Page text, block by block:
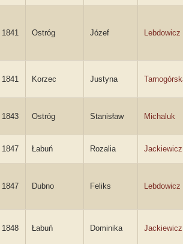
1841 Ostróg Józef Lebdowicz
1841 Korzec Justyna
1843 Ostróg Stanisław Michaluk
1847 Łabuń Rozalia Jackiewicz
1847 Dubno Feliks Lebdowicz
1848 Łabuń Dominika Jackiewicz